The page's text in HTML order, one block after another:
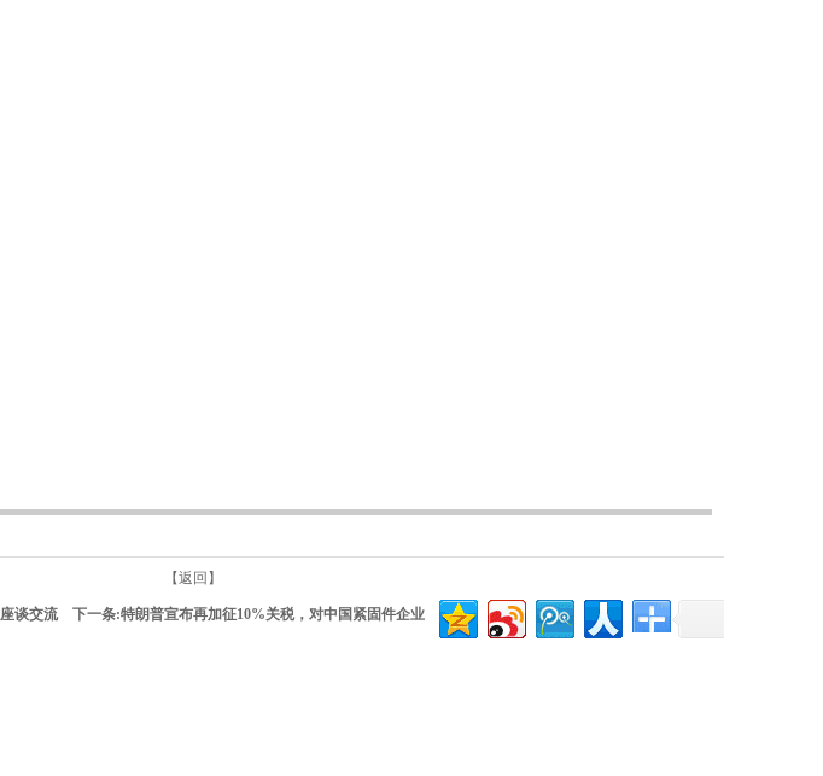
【返回】
谈交流下一条:特朗普宣布再加征10%关税，对中国紧固件企业